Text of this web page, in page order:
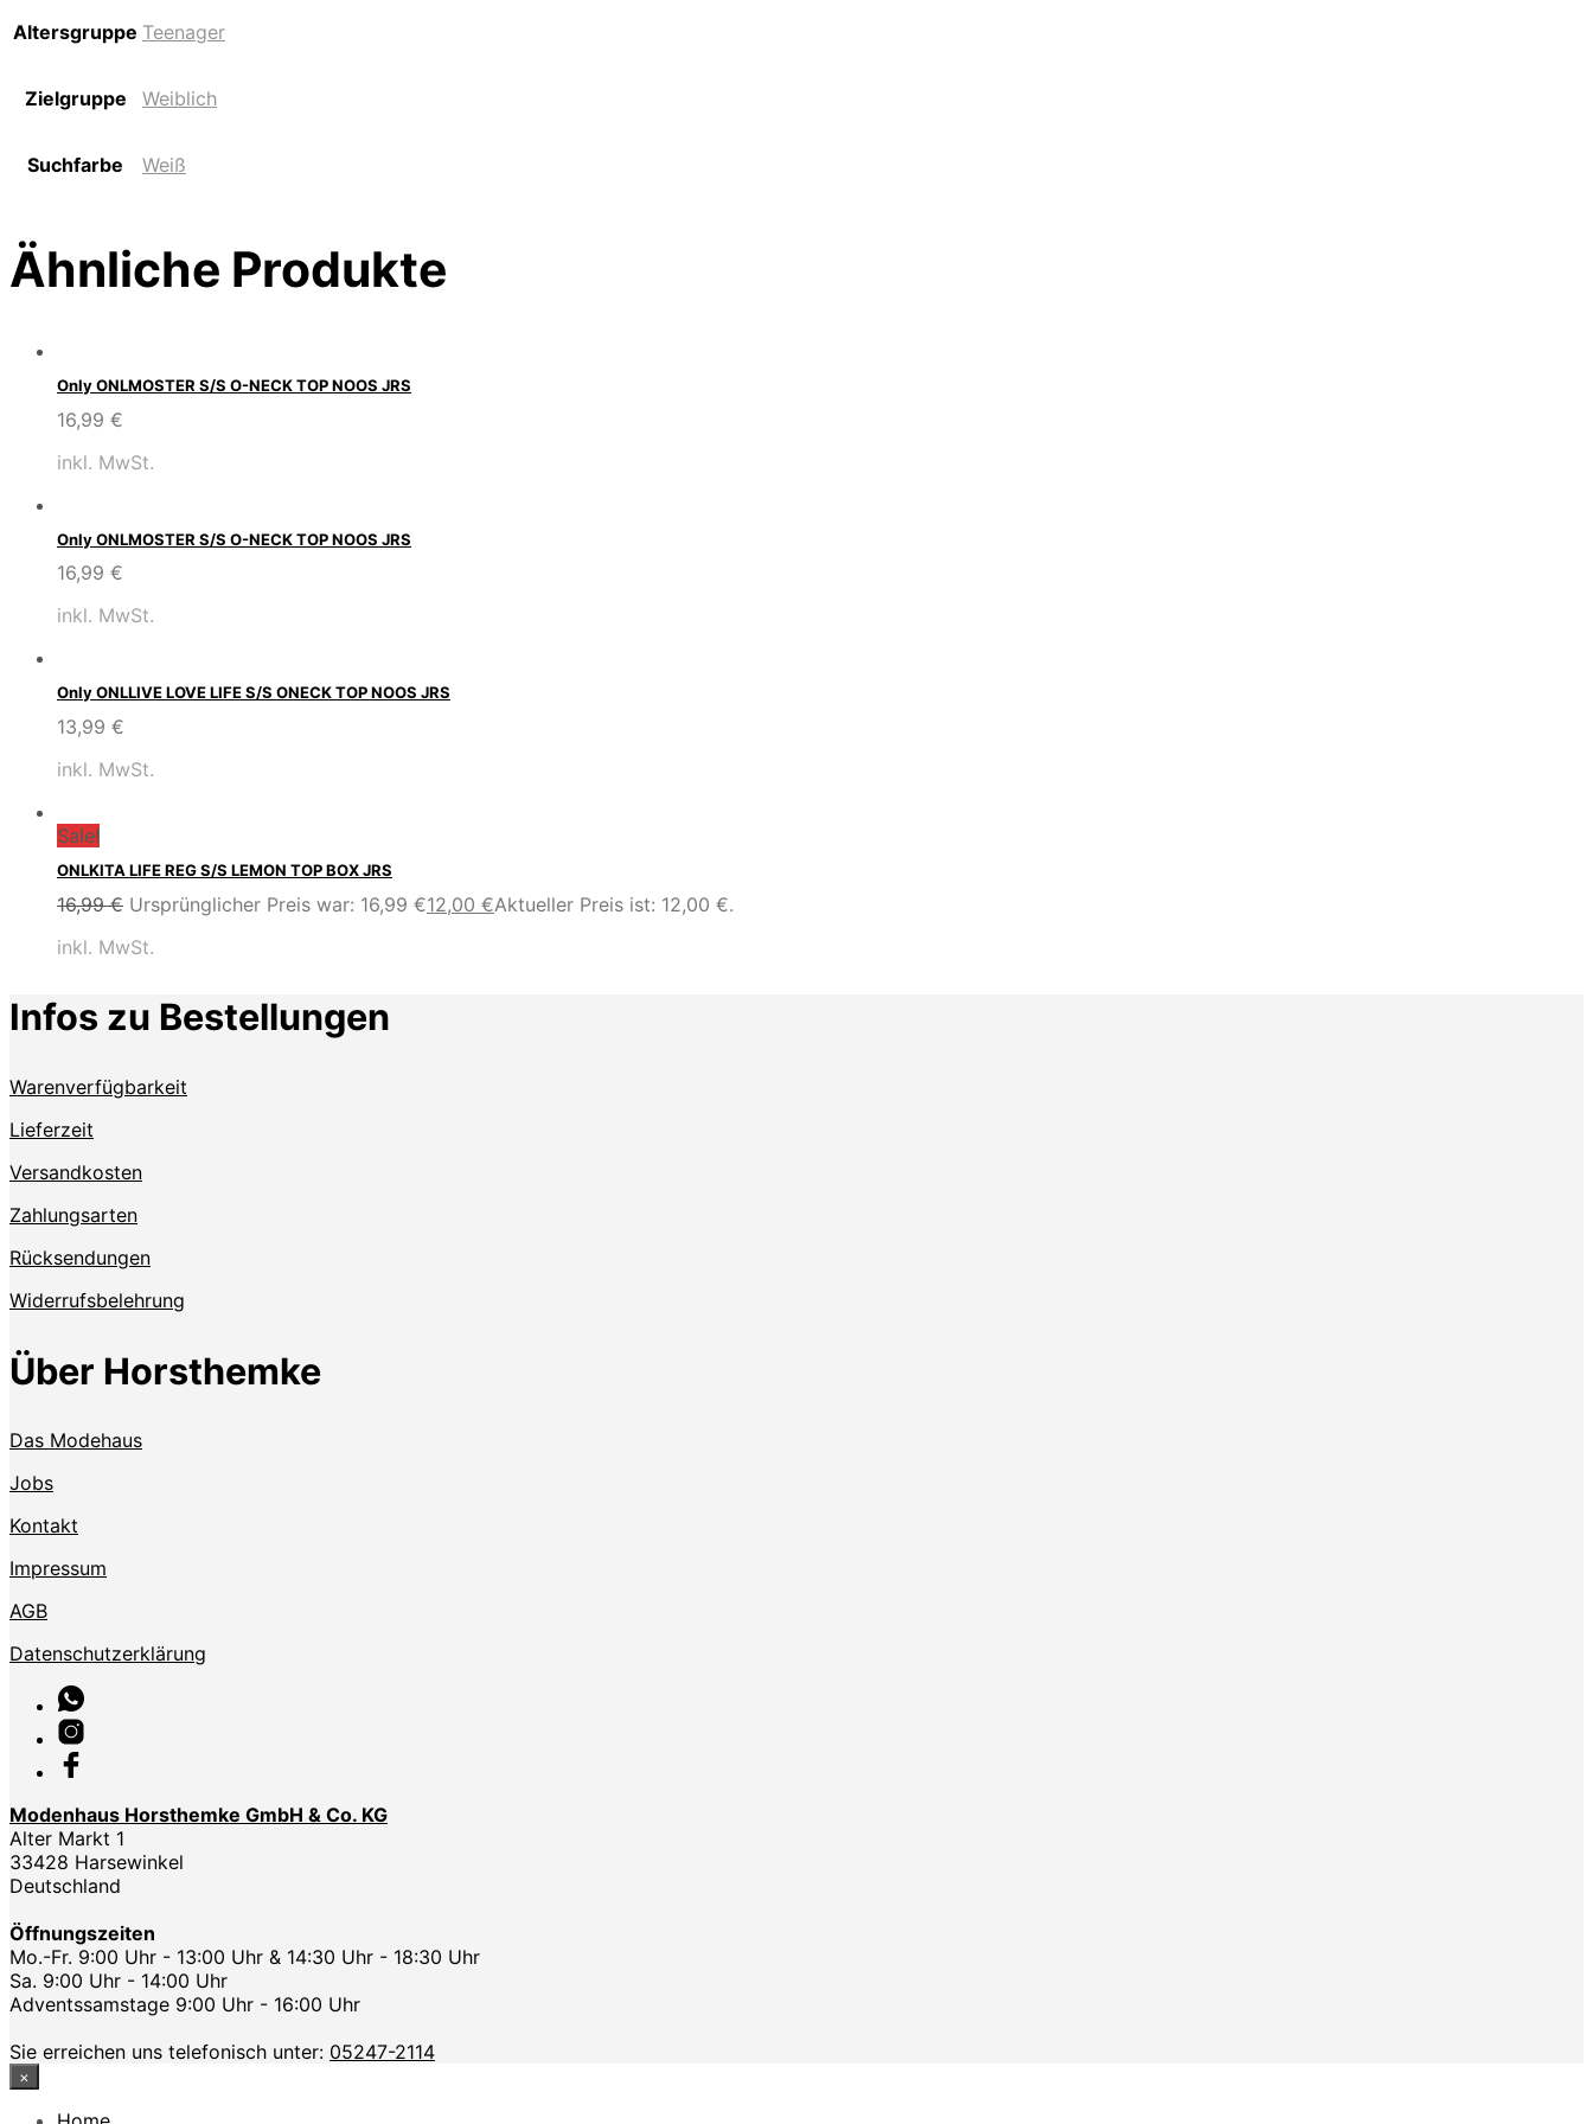
Altersgruppe Teenager
Zielgruppe Weiblich
Suchfarbe Weiß
Ähnliche Produkte
Only ONLMOSTER S/S O-NECK TOP NOOS JRS
16,99 €
inkl. MwSt.
Only ONLMOSTER S/S O-NECK TOP NOOS JRS
16,99 €
inkl. MwSt.
Only ONLLIVE LOVE LIFE S/S ONECK TOP NOOS JRS
13,99 €
inkl. MwSt.
Sale!
ONLKITA LIFE REG S/S LEMON TOP BOX JRS
16,99€ Ursprünglicher Preis war: 16,99 €12,00 €Aktueller Preis ist: 12,00 €.
inkl. MwSt.
Infos zu Bestellungen
Warenverfügbarkeit
Lieferzeit
Versandkosten
Zahlungsarten
Rücksendungen
Widerrufsbelehrung
Über Horsthemke
Das Modehaus
Jobs
Kontakt
Impressum
AGB
Datenschutzerklärung
Modenhaus Horsthemke GmbH & Co. KG
Alter Markt 1
33428 Harsewinkel
Deutschland
Öffnungszeiten
Mo.-Fr. 9:00 Uhr - 13:00 Uhr & 14:30 Uhr - 18:30 Uhr
Sa. 9:00 Uhr - 14:00 Uhr
Adventssamstage 9:00 Uhr - 16:00 Uhr
Sie erreichen uns telefonisch unter: 05247-2114
×